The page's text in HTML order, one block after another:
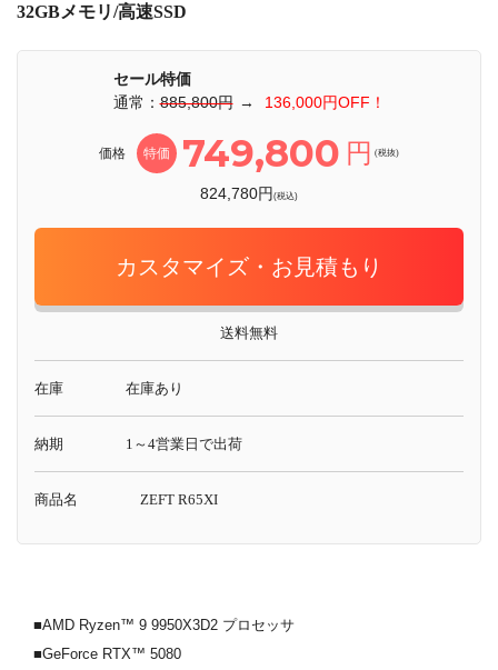
32GBメモリ/高速SSD
セール特価
通常：885,800円 → 136,000円OFF！
価格 特価 749,800 円 (税抜)
824,780円(税込)
カスタマイズ・お見積もり
送料無料
在庫 在庫あり
納期 1～4営業日で出荷
商品名 ZEFT R65XI
■AMD Ryzen™ 9 9950X3D2 プロセッサ
■GeForce RTX™ 5080